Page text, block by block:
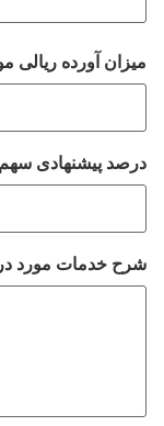
میزان آورده ریالی
درصد پیشنهادی
شرح خدمات مورد